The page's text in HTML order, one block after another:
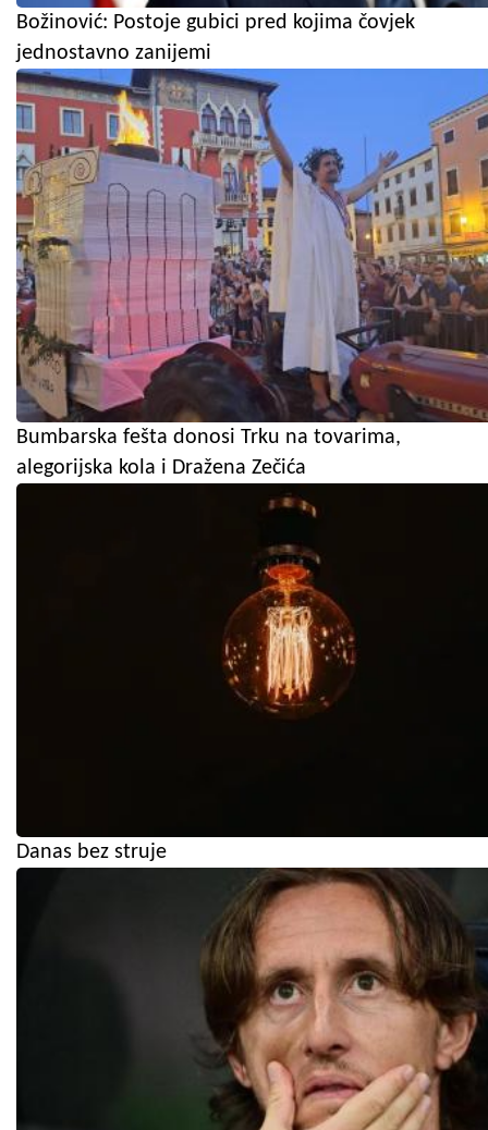
Božinović: Postoje gubici pred kojima čovjek
jednostavno zanijemi
Bumbarska fešta donosi Trku na tovarima,
alegorijska kola i Dražena Zečića
Danas bez struje